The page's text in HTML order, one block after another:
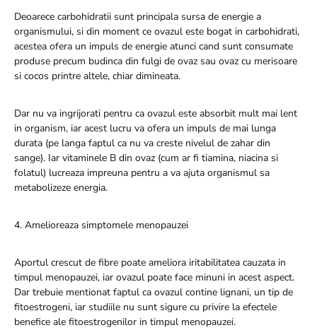
Deoarece carbohidratii sunt principala sursa de energie a
organismului, si din moment ce ovazul este bogat in carbohidrati,
acestea ofera un impuls de energie atunci cand sunt consumate
produse precum budinca din fulgi de ovaz sau ovaz cu merisoare
si cocos printre altele, chiar dimineata.
Dar nu va ingrijorati pentru ca ovazul este absorbit mult mai lent
in organism, iar acest lucru va ofera un impuls de mai lunga
durata (pe langa faptul ca nu va creste nivelul de zahar din
sange). Iar vitaminele B din ovaz (cum ar fi tiamina, niacina si
folatul) lucreaza impreuna pentru a va ajuta organismul sa
metabolizeze energia.
4. Amelioreaza simptomele menopauzei
Aportul crescut de fibre poate ameliora iritabilitatea cauzata in
timpul menopauzei, iar ovazul poate face minuni in acest aspect.
Dar trebuie mentionat faptul ca ovazul contine lignani, un tip de
fitoestrogeni, iar studiile nu sunt sigure cu privire la efectele
benefice ale fitoestrogenilor in timpul menopauzei.